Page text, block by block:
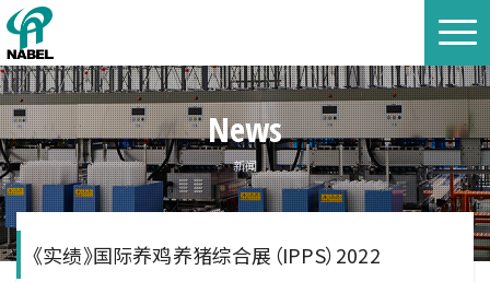
News
新闻
《实绩》国际养鸡养猪综合展（IPPS）2022